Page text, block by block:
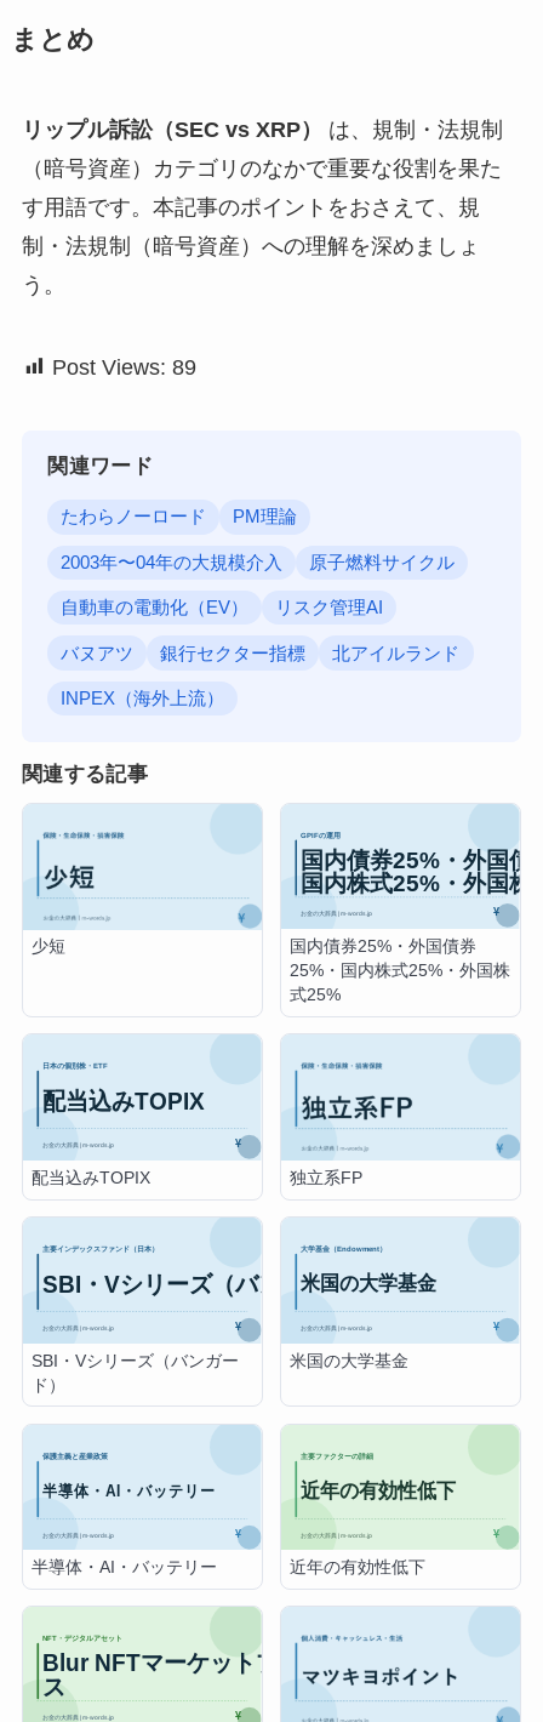
まとめ
リップル訴訟（SEC vs XRP）
は、規制・法規制
（暗号資産）カテゴリのなかで重要な役割を果た
す用語です。本記事のポイントをおさえて、規
制・法規制（暗号資産）への理解を深めましょ
う。
Post Views: 89
関連ワード
たわらノーロード PM理論
2003年〜04年の大規模介入 原子燃料サイクル
自動車の電動化（EV） リスク管理AI
バヌアツ 銀行セクター指標 北アイルランド
INPEX（海外上流）
関連する記事
少短
国内債券25%・外国債券
25%・国内株式25%・外国株
式25%
配当込みTOPIX 独立系FP
SBI・Vシリーズ（バンガー
ド）
米国の大学基金
半導体・AI・バッテリー 近年の有効性低下